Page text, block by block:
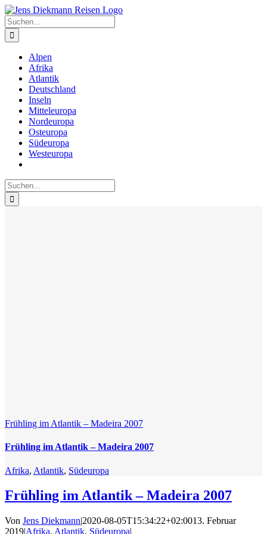
Zum
Inhalt
springen
Suche
nach:
Alpen
Afrika
Atlantik
Deutschland
Inseln
Mitteleuropa
Nordeuropa
Osteuropa
Südeuropa
Westeuropa
Suche
nach:
Frühling im Atlantik – Madeira 2007
Frühling im Atlantik – Madeira 2007
Afrika, Atlantik, Südeuropa
Frühling im Atlantik – Madeira 2007
Von Jens Diekmann|2020-08-05T15:34:22+02:0013. Februar
2019|Afrika, Atlantik, Südeuropa|